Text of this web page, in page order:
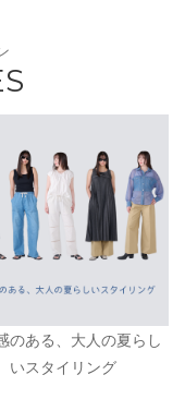
のある、大人の夏らし
いスタイリング